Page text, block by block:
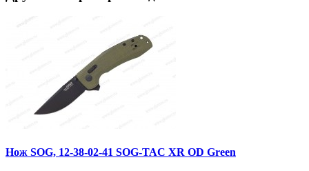
Нож SOG, 12-38-02-41 SOG-TAC XR OD Green